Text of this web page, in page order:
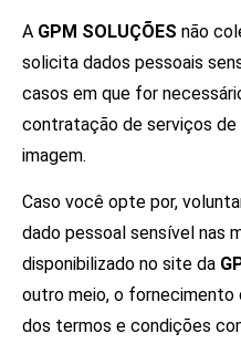
A GPM SOLUÇÕES não
solicita dados pessoais
casos em que for
contratação de serviços
imagem.
Caso você opte por,
dado pessoal sensível nas
disponibilizado no site da
outro meio, o
dos termos e condições